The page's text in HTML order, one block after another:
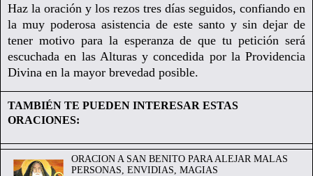
Haz la oración y los rezos tres días seguidos, confiando en
la muy poderosa asistencia de este santo y sin dejar de
tener motivo para la esperanza de que tu petición será
escuchada en las Alturas y concedida por la Providencia
Divina en la mayor brevedad posible.
TAMBIÉN TE PUEDEN INTERESAR ESTAS
ORACIONES:
ORACION A SAN BENITO PARA ALEJAR MALAS
PERSONAS, ENVIDIAS, MAGIAS